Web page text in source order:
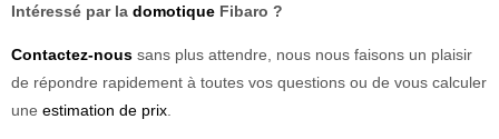
Intéressé par la domotique Fibaro ?
Contactez-nous sans plus attendre, nous nous faisons un plaisir
de répondre rapidement à toutes vos questions ou de vous calculer
une estimation de prix